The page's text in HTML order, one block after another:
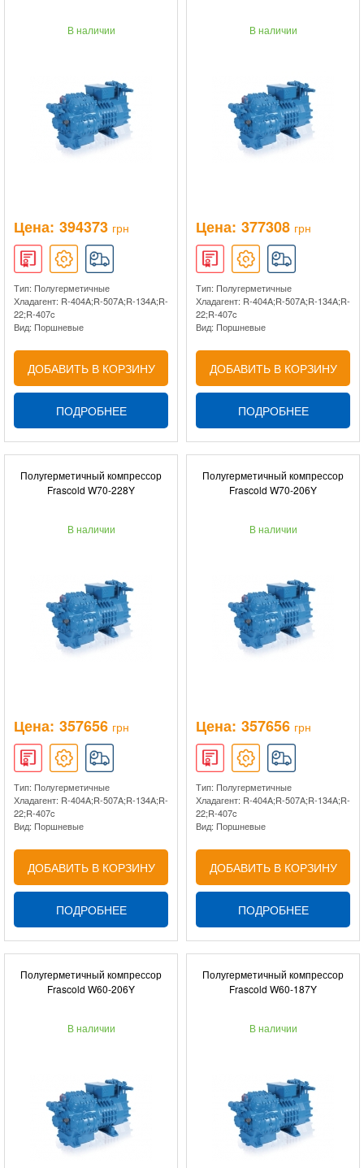
В наличии
Цена: 394373 грн
Тип: Полугерметичные
Хладагент: R-404A;R-507A;R-134A;R-
22;R-407c
Вид: Поршневые
ДОБАВИТЬ В КОРЗИНУ
ПОДРОБНЕЕ
В наличии
Цена: 377308 грн
Тип: Полугерметичные
Хладагент: R-404A;R-507A;R-134A;R-
22;R-407c
Вид: Поршневые
ДОБАВИТЬ В КОРЗИНУ
ПОДРОБНЕЕ
Полугерметичный компрессор
Frascold W70-228Y
В наличии
Цена: 357656 грн
Тип: Полугерметичные
Хладагент: R-404A;R-507A;R-134A;R-
22;R-407c
Вид: Поршневые
ДОБАВИТЬ В КОРЗИНУ
ПОДРОБНЕЕ
Полугерметичный компрессор
Frascold W70-206Y
В наличии
Цена: 357656 грн
Тип: Полугерметичные
Хладагент: R-404A;R-507A;R-134A;R-
22;R-407c
Вид: Поршневые
ДОБАВИТЬ В КОРЗИНУ
ПОДРОБНЕЕ
Полугерметичный компрессор
Frascold W60-206Y
В наличии
Полугерметичный компрессор
Frascold W60-187Y
В наличии